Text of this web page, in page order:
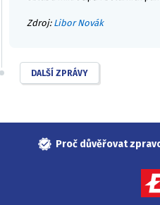
Zdroj: Libor Novák
DALŠÍ ZPRÁVY
Proč důvěřovat